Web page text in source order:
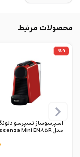
محصولات مرتبط
%9
اسپرسوساز نسپرسو
مدل Essenza Mini EN85R